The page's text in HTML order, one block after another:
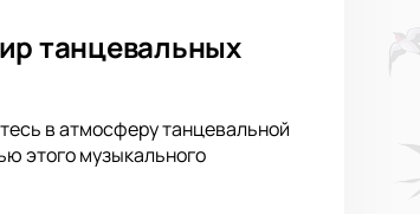
танцевальных
в атмосферу танцевальной
этого музыкального